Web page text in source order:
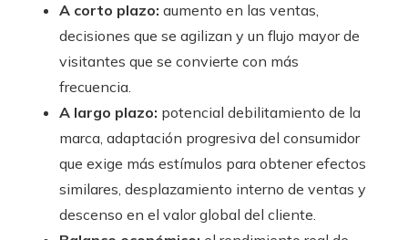
A corto plazo: aumento en las ventas,
decisiones que se agilizan y un flujo mayor de
visitantes que se convierte con más
frecuencia.
A largo plazo: potencial debilitamiento de la
marca, adaptación progresiva del consumidor
que exige más estímulos para obtener efectos
similares, desplazamiento interno de ventas y
descenso en el valor global del cliente.